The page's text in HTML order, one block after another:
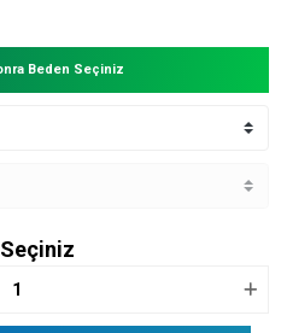
Beden Seçiniz